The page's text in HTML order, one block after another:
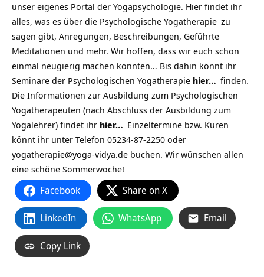
unser eigenes Portal der Yogapsychologie. Hier findet ihr
alles, was es über die Psychologische Yogatherapie zu
sagen gibt, Anregungen, Beschreibungen, Geführte
Meditationen und mehr. Wir hoffen, dass wir euch schon
einmal neugierig machen konnten… Bis dahin könnt ihr
Seminare der Psychologischen Yogatherapie hier… finden.
Die Informationen zur Ausbildung zum Psychologischen
Yogatherapeuten (nach Abschluss der Ausbildung zum
Yogalehrer) findet ihr hier… Einzeltermine bzw. Kuren
könnt ihr unter Telefon 05234-87-2250 oder
yogatherapie@yoga-vidya.de buchen. Wir wünschen allen
eine schöne Sommerwoche!
Facebook Share on X
LinkedIn WhatsApp Email
Copy Link